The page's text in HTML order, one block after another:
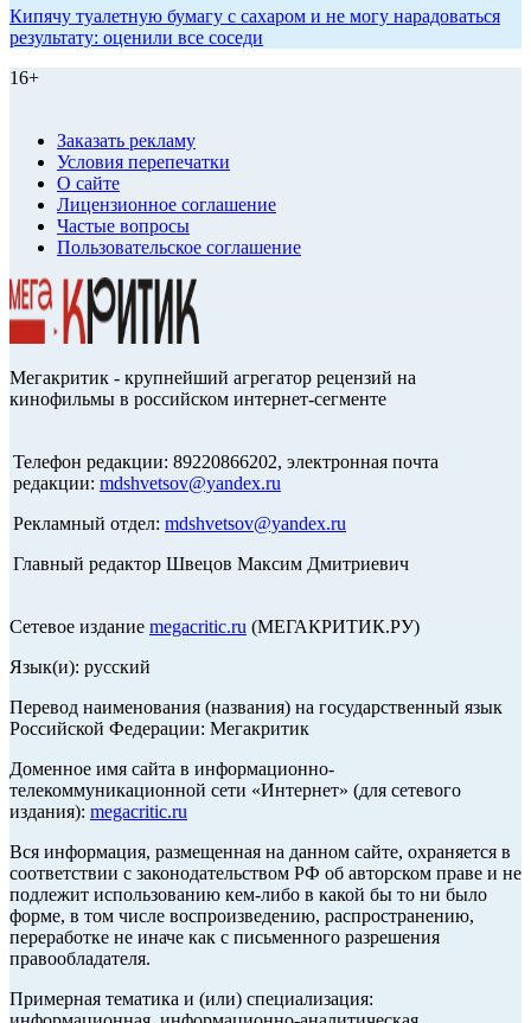
Кипячу туалетную бумагу с сахаром и не могу нарадоваться
результату: оценили все соседи
16+
Заказать рекламу
Условия перепечатки
О сайте
Лицензионное соглашение
Частые вопросы
Пользовательское соглашение
Мегакритик - крупнейший агрегатор рецензий на
кинофильмы в российском интернет-сегменте
Телефон редакции: 89220866202, электронная почта
редакции: mdshvetsov@yandex.ru
Рекламный отдел: mdshvetsov@yandex.ru
Главный редактор Швецов Максим Дмитриевич
Сетевое издание megacritic.ru (МЕГАКРИТИК.РУ)
Язык(и): русский
Перевод наименования (названия) на государственный язык
Российской Федерации: Мегакритик
Доменное имя сайта в информационно-
телекоммуникационной сети «Интернет» (для сетевого
издания): megacritic.ru
Вся информация, размещенная на данном сайте, охраняется в
соответствии с законодательством РФ об авторском праве и не
подлежит использованию кем-либо в какой бы то ни было
форме, в том числе воспроизведению, распространению,
переработке не иначе как с письменного разрешения
правообладателя.
Примерная тематика и (или) специализация: